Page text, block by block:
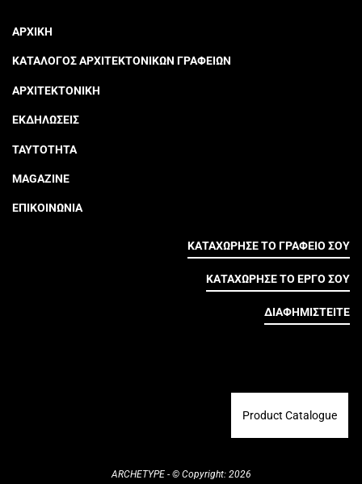
ΑΡΧΙΚΗ
ΚΑΤΑΛΟΓΟΣ ΑΡΧΙΤΕΚΤΟΝΙΚΩΝ ΓΡΑΦΕΙΩΝ
ΑΡΧΙΤΕΚΤΟΝΙΚΗ
ΕΚΔΗΛΩΣΕΙΣ
ΤΑΥΤΟΤΗΤΑ
MAGAZINE
ΕΠΙΚΟΙΝΩΝΙΑ
ΚΑΤΑΧΩΡΗΣΕ ΤΟ ΓΡΑΦΕΙΟ ΣΟΥ
ΚΑΤΑΧΩΡΗΣΕ ΤΟ ΕΡΓΟ ΣΟΥ
ΔΙΑΦΗΜΙΣΤΕΙΤΕ
Product Catalogue
ARCHETYPE - © Copyright: 2026